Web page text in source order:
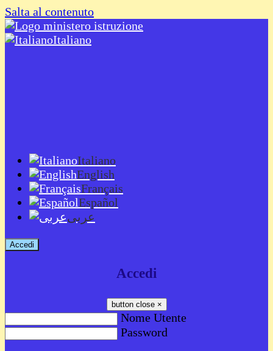
Salta al contenuto
Italiano
Italiano
English
Français
Español
عربى
Accedi
Accedi
button close ×
Nome Utente
Password